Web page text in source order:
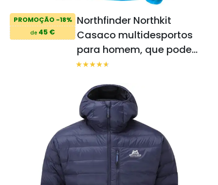
PROMOÇÃO -18%
de 45 €
Northfinder Northkit
Casaco multidesportos
para homem, que pode
ser guardado